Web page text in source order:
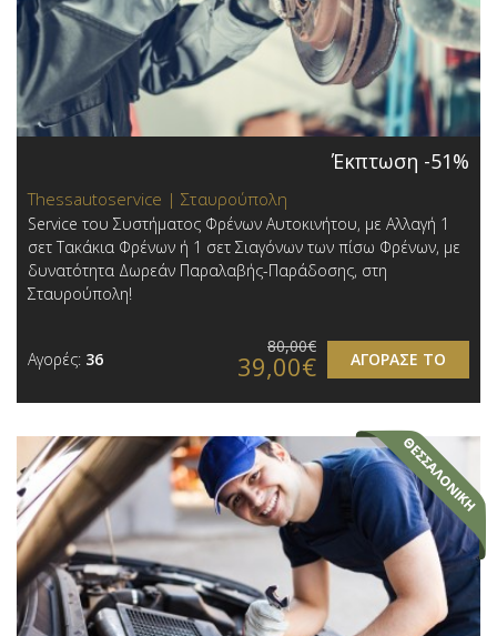
Έκπτωση -51%
Thessautoservice | Σταυρούπολη
Service του Συστήματος Φρένων Αυτοκινήτου, με Αλλαγή 1
σετ Τακάκια Φρένων ή 1 σετ Σιαγόνων των πίσω Φρένων, με
δυνατότητα Δωρεάν Παραλαβής-Παράδοσης, στη
Σταυρούπολη!
Αγορές: 36 ΑΓΟΡΑΣΕ ΤΟ
80,00€
39,00€